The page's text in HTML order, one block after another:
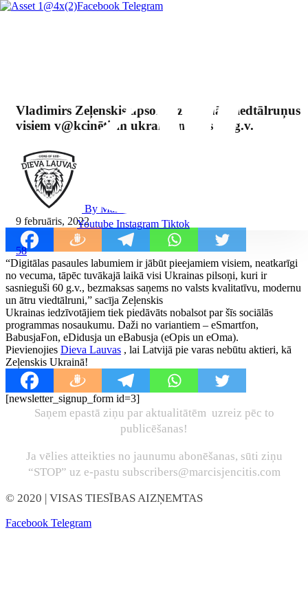
Facebook Telegram
Youtube Instagram Tiktok
Vladimirs Zeļenskis apsola uzdāvināt viedtālruņus
visiem v@kcinētiem ukraiņiem virs 60 g.v.
By Mārcis Jencītis
9 februāris, 2022
58
“Digitālas pasaules labumiem ir jābūt pieejamiem visiem, neatkarīgi
no vecuma, tāpēc tuvākajā laikā visi Ukrainas pilsoņi, kuri ir
sasnieguši 60 g.v., bezmaksas saņems no valsts kvalitatīvu, modernu
un ātru viedtālruni,” sacīja Zeļenskis
Ukrainas iedzīvotājiem tiek piedāvāts nobalsot par šīs sociālās
programmas nosaukumu. Daži no variantiem – eSmartfon,
BabusjaFon, eDidusja un eBabusja (eOpis un eOma).
Pievienojies Dieva Lauvas , lai Latvijā pie varas nebūtu aktieri, kā
Zeļenskis Ukrainā!
[newsletter_signup_form id=3]
Saņem epastā ziņu par aktualitātēm uzreiz pēc to
publicēšanas!
Ja vēlies atteikties no jaunumu abonēšanas, sūti ziņu
“STOP” uz e-pastu subscribers@marcisjencitis.com
© 2020 | VISAS TIESĪBAS AIZŅEMTAS
Facebook Telegram